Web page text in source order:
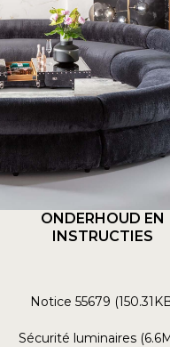
ONDERHOUD EN
INSTRUCTIES
Notice 55679
Sécurité luminaires